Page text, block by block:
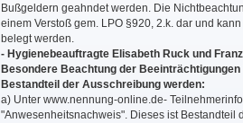
Bußgeldern geahndet werden. Die
einem Verstoß gem. LPO §920, 2.k. dar und
belegt werden.
- Hygienebeauftragte Elisabeth Ruck und
Besondere Beachtung der
Bestandteil der Ausschreibung werden:
a) Unter www.nennung-online.de-
"Anwesenheitsnachweis". Dieses ist Bestandteil